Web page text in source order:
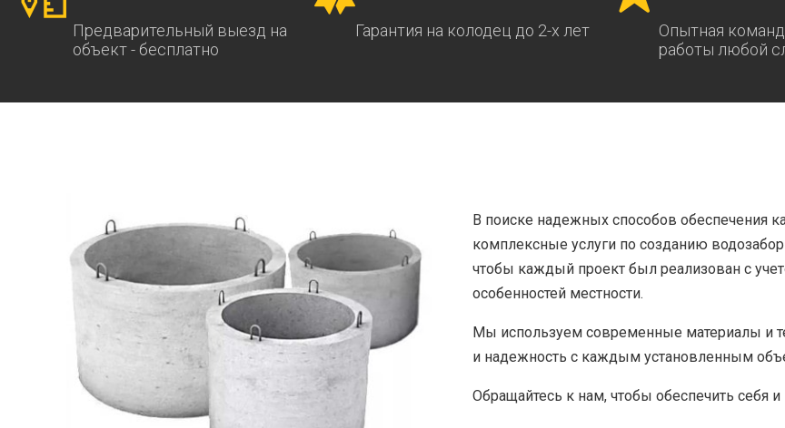
Предварительный выезд на
объект - бесплатно
Гарантия на колодец до 2-х лет
Опытная
работы любой
В поиске надежных способов обеспечения
комплексные услуги по созданию
чтобы каждый проект был реализован с
особенностей местности.
Мы используем современные материалы и
и надежность с каждым установленным
Обращайтесь к нам, чтобы обеспечить себя